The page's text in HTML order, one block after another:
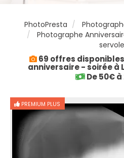
PhotoPresta
Photographe
69 offres
anniversaire - soirée à
De 50€
PREMIUM PLUS